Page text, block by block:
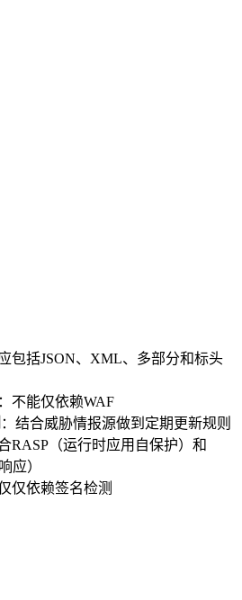
包括JSON、XML、多部分和标头
：不能仅依赖WAF
：结合威胁情报源做到定期更新规则
RASP（运行时应用自保护）和
应）
仅依赖签名检测